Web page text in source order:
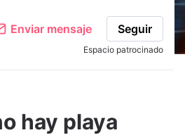
Enviar mensaje Seguir
Espacio patrocinado
hay playa